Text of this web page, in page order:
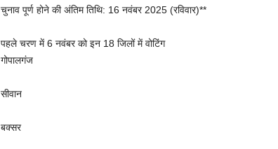
चुनाव पूर्ण होने की अंतिम तिथि: 16 नवंबर 2025 (रविवार)**
पहले चरण में 6 नवंबर को इन 18 जिलों में वोटिंग
गोपालगंज
सीवान
बक्सर